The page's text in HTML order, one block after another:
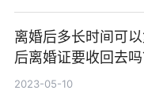
离婚后多长时间可
后离婚证要收回去吗
2023-05-10